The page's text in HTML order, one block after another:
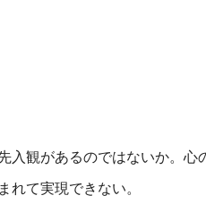
入観があるのではないか。心
て実現できない。